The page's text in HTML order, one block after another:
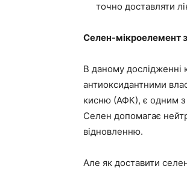
точно доставляти
Селен-мікроелемент
В даному дослідженні
антиоксидантними
кисню (АФК), є одним
Селен допомагає
відновленню.
Але як доставити